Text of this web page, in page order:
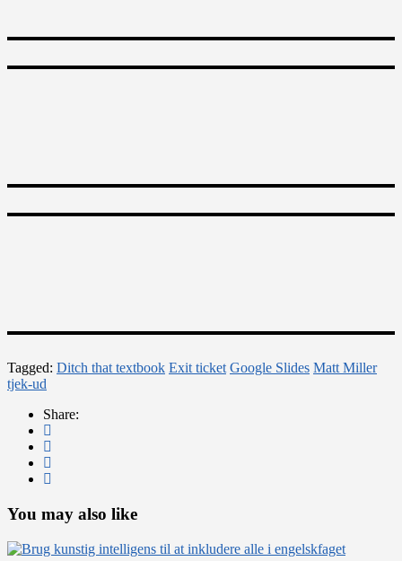
Tagged: Ditch that textbook Exit ticket Google Slides Matt Miller
tjek-ud
Share:
You may also like